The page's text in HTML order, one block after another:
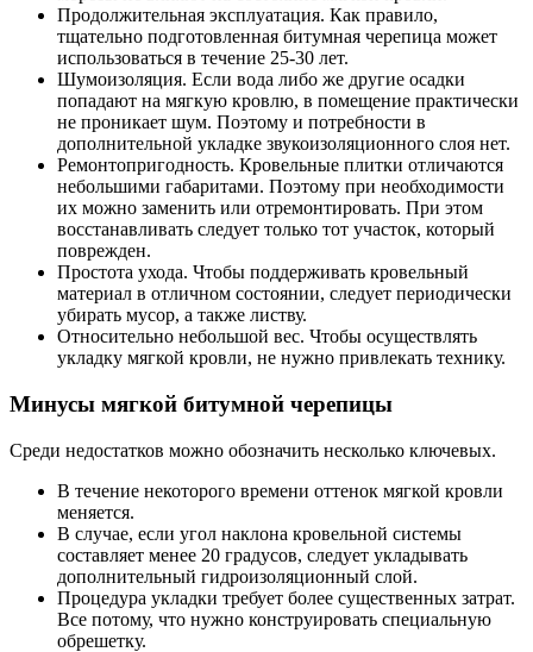
Продолжительная эксплуатация. Как правило,
тщательно подготовленная битумная черепица может
использоваться в течение 25-30 лет.
Шумоизоляция. Если вода либо же другие осадки
попадают на мягкую кровлю, в помещение практически
не проникает шум. Поэтому и потребности в
дополнительной укладке звукоизоляционного слоя нет.
Ремонтопригодность. Кровельные плитки отличаются
небольшими габаритами. Поэтому при необходимости
их можно заменить или отремонтировать. При этом
восстанавливать следует только тот участок, который
поврежден.
Простота ухода. Чтобы поддерживать кровельный
материал в отличном состоянии, следует периодически
убирать мусор, а также листву.
Относительно небольшой вес. Чтобы осуществлять
укладку мягкой кровли, не нужно привлекать технику.
Минусы мягкой битумной черепицы
Среди недостатков можно обозначить несколько ключевых.
В течение некоторого времени оттенок мягкой кровли
меняется.
В случае, если угол наклона кровельной системы
составляет менее 20 градусов, следует укладывать
дополнительный гидроизоляционный слой.
Процедура укладки требует более существенных затрат.
Все потому, что нужно конструировать специальную
обрешетку.